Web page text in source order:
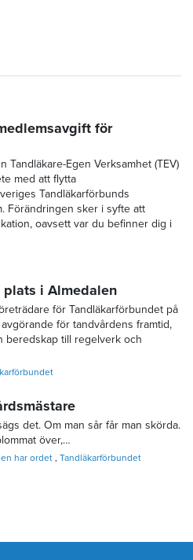
för
Egen Verksamhet (TEV)
med att flytta
Tandläkarförbunds
Förändringen sker i syfte att
oavsett var du befinner dig i
i Almedalen
för Tandläkarförbundet på
för tandvårdens framtid,
beredskap till regelverk och
det. Om man sår får man skörda.
över,…
har ordet Tandläkarförbundet